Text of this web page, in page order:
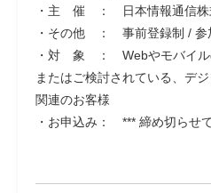
・主 催 ： 日本情報通信株
・その他 ： 事前登録制 / 参
・対 象 ： Webやモバイル
またはご検討されている、デ
関連のお客様
・お申込み： *** 締め切らせ